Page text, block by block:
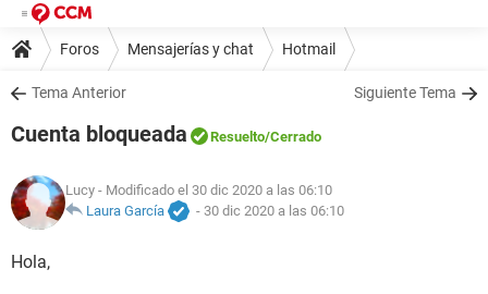
Foros Mensajerías y chat Hotmail
Tema Anterior Siguiente Tema
Cuenta bloqueada Resuelto/Cerrado
Lucy - Modificado el 30 dic 2020 a las 06:10
Laura García
- 30 dic 2020 a las 06:10
Hola,